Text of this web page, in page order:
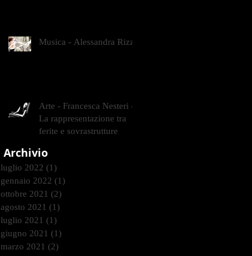
Musica - Alessandra Rizzo
Arte - Francesca Nesteri -
La rappresentazione tra
ferite e sovrastrutture
Archivio
luglio 2022 (1)
gennaio 2022 (1)
ottobre 2021 (2)
agosto 2021 (1)
luglio 2021 (1)
giugno 2021 (1)
marzo 2021 (2)